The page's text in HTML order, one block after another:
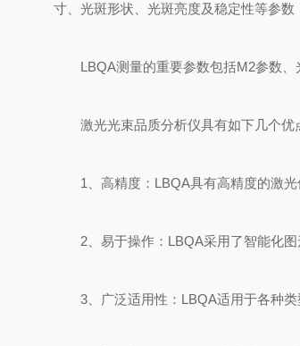
寸、光斑形状、光斑亮度及稳定性等参数
LBQA测量的重要参数包括M2参数、
激光光束品质分析仪具有如下几个优
1、高精度：LBQA具有高精度的激光
2、易于操作：LBQA采用了智能化图
3、广泛适用性：LBQA适用于各种类